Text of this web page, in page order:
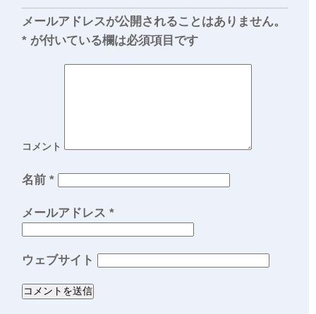
メールアドレスが公開されることはありません。
* が付いている欄は必須項目です
コメント
名前 *
メールアドレス *
ウェブサイト